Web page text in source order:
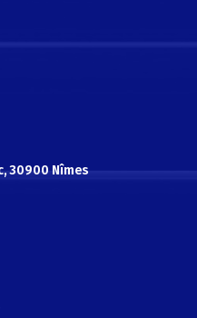
30900 Nîmes